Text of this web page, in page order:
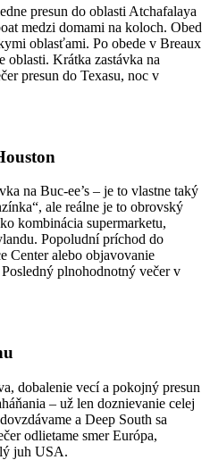
presun do oblasti Atchafalaya
medzi domami na koloch. Obed
oblasťami. Po obede v Breaux
oblasti. Krátka zastávka na
presun do Texasu, noc v
na Buc-ee’s – je to vlastne taký
ale reálne je to obrovský
kombinácia supermarketu,
Popoludní príchod do
Center alebo objavovanie
plnohodnotný večer v
dobalenie vecí a pokojný presun
– už len doznievanie celej
a Deep South sa
odlietame smer Európa,
juh USA.